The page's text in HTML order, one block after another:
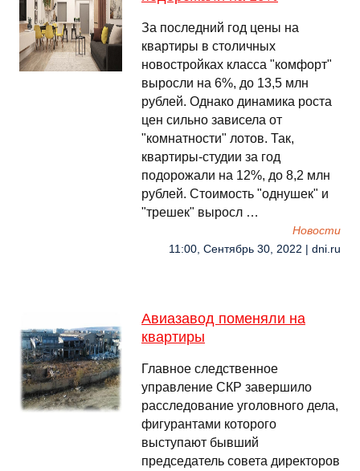
За последний год цены на
квартиры в столичных
новостройках класса "комфорт"
выросли на 6%, до 13,5 млн
рублей. Однако динамика роста
цен сильно зависела от
"комнатности" лотов. Так,
квартиры-студии за год
подорожали на 12%, до 8,2 млн
рублей. Стоимость "однушек" и
"трешек" выросл …
Новости
11:00, Сентябрь 30, 2022 | dni.ru
Авиазавод поменяли на
квартиры
Главное следственное
управление СКР завершило
расследование уголовного дела,
фигурантами которого
выступают бывший
председатель совета директоров